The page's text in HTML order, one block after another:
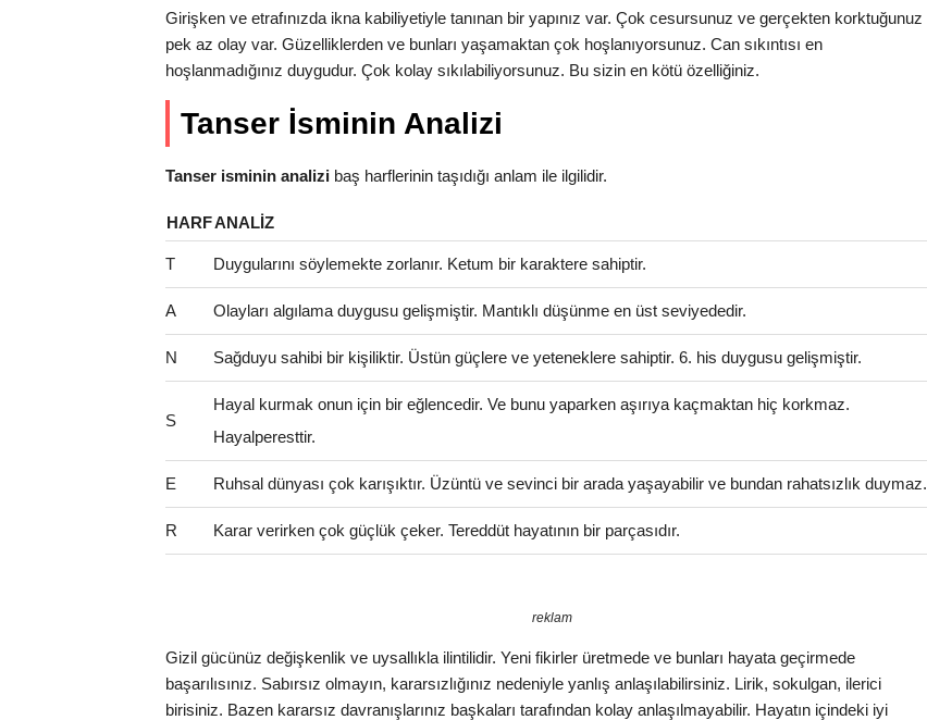
Girişken ve etrafınızda ikna kabiliyetiyle tanınan bir yapınız var. Çok cesursunuz ve gerçekten korktuğunuz
pek az olay var. Güzelliklerden ve bunları yaşamaktan çok hoşlanıyorsunuz. Can sıkıntısı en
hoşlanmadığınız duygudur. Çok kolay sıkılabiliyorsunuz. Bu sizin en kötü özelliğiniz.
Tanser İsminin Analizi
Tanser isminin analizi baş harflerinin taşıdığı anlam ile ilgilidir.
HARFANALIZ
T Duygularını söylemekte zorlanır. Ketum bir karaktere sahiptir.
A Olayları algılama duygusu gelişmiştir. Mantıklı düşünme en üst seviyededir.
N Sağduyu sahibi bir kişiliktir. Üstün güçlere ve yeteneklere sahiptir. 6. his duygusu gelişmiştir.
S
Hayal kurmak onun için bir eğlencedir. Ve bunu yaparken aşırıya kaçmaktan hiç korkmaz.
Hayalperesttir.
E Ruhsal dünyası çok karışıktır. Üzüntü ve sevinci bir arada yaşayabilir ve bundan rahatsızlık duymaz.
R Karar verirken çok güçlük çeker. Tereddüt hayatının bir parçasıdır.
reklam
Gizil gücünüz değişkenlik ve uysallıkla ilintilidir. Yeni fikirler üretmede ve bunları hayata geçirmede
başarılısınız. Sabırsız olmayın, kararsızlığınız nedeniyle yanlış anlaşılabilirsiniz. Lirik, sokulgan, ilerici
birisiniz. Bazen kararsız davranışlarınız başkaları tarafından kolay anlaşılmayabilir. Hayatın içindeki iyi